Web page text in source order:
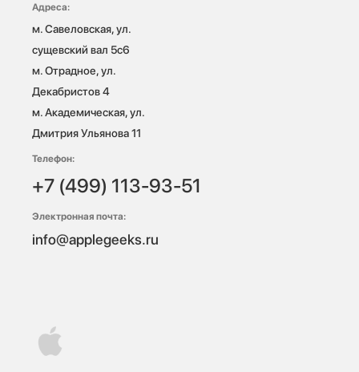
Адреса:
м. Савеловская, ул.
сущевский вал 5с6
м. Отрадное, ул.
Декабристов 4
м. Академическая, ул.
Дмитрия Ульянова 11
Телефон:
+7 (499) 113-93-51
Электронная почта:
info@applegeeks.ru